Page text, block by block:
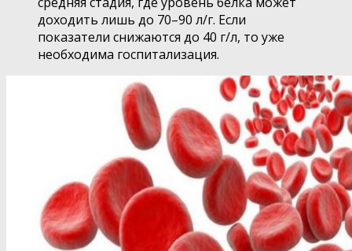
доходить лишь до 70–90 л/г. Если
показатели снижаются до 40 г/л, то уже
необходима госпитализация.